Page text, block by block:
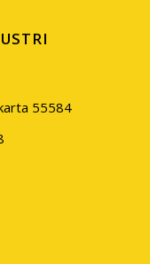
55584